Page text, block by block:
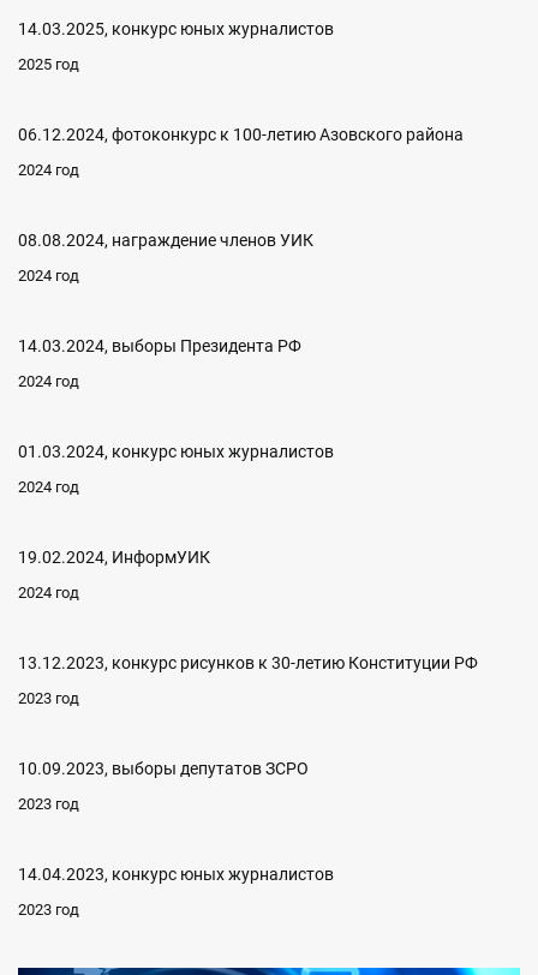
14.03.2025, конкурс юных журналистов
2025 год
06.12.2024, фотоконкурс к 100-летию Азовского района
2024 год
08.08.2024, награждение членов УИК
2024 год
14.03.2024, выборы Президента РФ
2024 год
01.03.2024, конкурс юных журналистов
2024 год
19.02.2024, ИнформУИК
2024 год
13.12.2023, конкурс рисунков к 30-летию Конституции РФ
2023 год
10.09.2023, выборы депутатов ЗСРО
2023 год
14.04.2023, конкурс юных журналистов
2023 год